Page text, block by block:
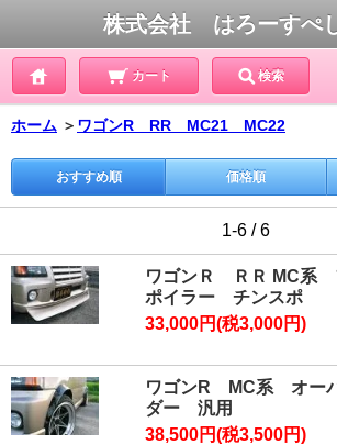
株式会社 はろーすぺ
カート 検索
ホーム ＞ ワゴンR RR MC21 MC22
おすすめ順 価格順
1-6 / 6
ワゴンＲ ＲＲ MC系
ポイラー チンスポ
33,000円(税3,000円)
ワゴンR MC系 オー
ダー 汎用
38,500円(税3,500円)